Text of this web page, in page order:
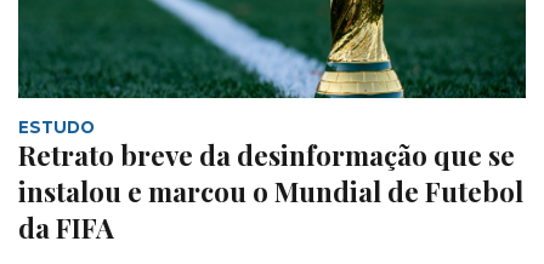
ESTUDO
Retrato breve da desinformação que se
instalou e marcou o Mundial de Futebol
da FIFA